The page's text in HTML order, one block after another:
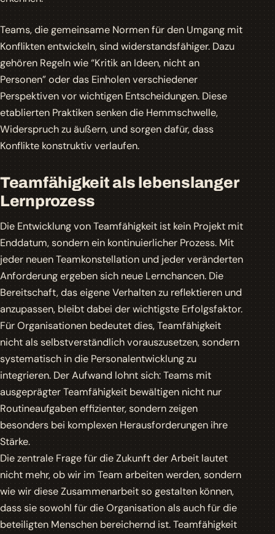
Teams, die gemeinsame Normen für den Umgang mit
Konflikten entwickeln, sind widerstandsfähiger. Dazu
gehören Regeln wie “Kritik an Ideen, nicht an
Personen” oder das Einholen verschiedener
Perspektiven vor wichtigen Entscheidungen. Diese
etablierten Praktiken senken die Hemmschwelle,
Widerspruch zu äußern, und sorgen dafür, dass
Konflikte konstruktiv verlaufen.
Teamfähigkeit als lebenslanger
Lernprozess
Die Entwicklung von Teamfähigkeit ist kein Projekt mit
Enddatum, sondern ein kontinuierlicher Prozess. Mit
jeder neuen Teamkonstellation und jeder veränderten
Anforderung ergeben sich neue Lernchancen. Die
Bereitschaft, das eigene Verhalten zu reflektieren und
anzupassen, bleibt dabei der wichtigste Erfolgsfaktor.
Für Organisationen bedeutet dies, Teamfähigkeit
nicht als selbstverständlich vorauszusetzen, sondern
systematisch in die Personalentwicklung zu
integrieren. Der Aufwand lohnt sich: Teams mit
ausgeprägter Teamfähigkeit bewältigen nicht nur
Routineaufgaben effizienter, sondern zeigen
besonders bei komplexen Herausforderungen ihre
Stärke.
Die zentrale Frage für die Zukunft der Arbeit lautet
nicht mehr, ob wir im Team arbeiten werden, sondern
wie wir diese Zusammenarbeit so gestalten können,
dass sie sowohl für die Organisation als auch für die
beteiligten Menschen bereichernd ist. Teamfähigkeit